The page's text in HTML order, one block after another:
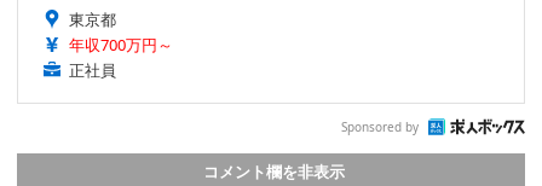
東京都
年収700万円～
正社員
Sponsored by
コメント欄を非表示